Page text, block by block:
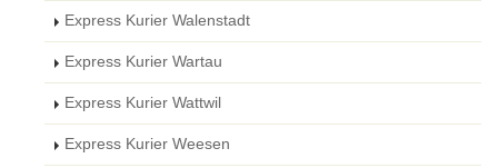
Express Kurier Walenstadt
Express Kurier Wartau
Express Kurier Wattwil
Express Kurier Weesen